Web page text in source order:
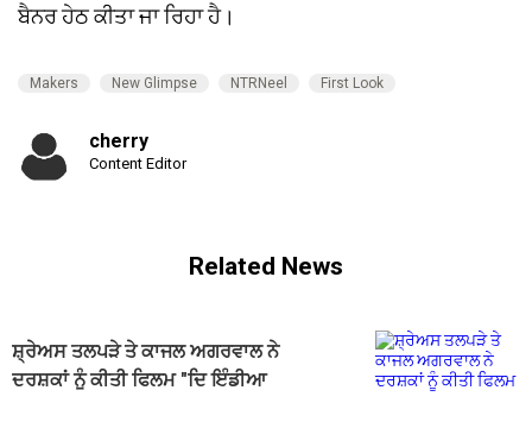
ਬੈਨਰ ਹੇਠ ਕੀਤਾ ਜਾ ਰਿਹਾ ਹੈ।
Makers New Glimpse NTRNeel First Look
cherry
Content Editor
Related News
ਸ਼੍ਰੇਅਸ ਤਲਪੜੇ ਤੇ ਕਾਜਲ ਅਗਰਵਾਲ ਨੇ
ਦਰਸ਼ਕਾਂ ਨੂੰ ਕੀਤੀ ਫਿਲਮ "ਦਿ ਇੰਡੀਆ